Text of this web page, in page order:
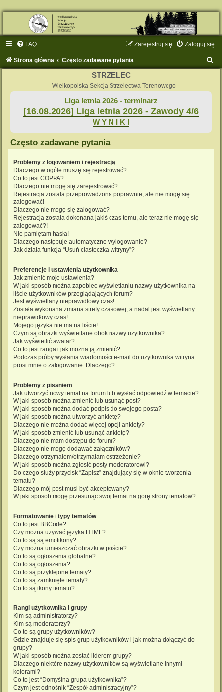
FAQ Zaloguj się
Zarejestruj się
Strona główna Często zadawane pytania
STRZELEC
Wielkopolska Sekcja Strzelectwa Terenowego
Liga letnia 2026 - terminarz
[16.08.2026] Liga letnia 2026 - Zawody 4/6
W Y N I K I
Często zadawane pytania
Problemy z logowaniem i rejestracją
Dlaczego w ogóle muszę się rejestrować?
Co to jest COPPA?
Dlaczego nie mogę się zarejestrować?
Rejestracja została przeprowadzona poprawnie, ale nie mogę się
zalogować!
Dlaczego nie mogę się zalogować?
Rejestracja została dokonana jakiś czas temu, ale teraz nie mogę się
zalogować?!
Nie pamiętam hasła!
Dlaczego następuje automatyczne wylogowanie?
Jak działa funkcja “Usuń ciasteczka witryny”?
Preferencje i ustawienia użytkownika
Jak zmienić moje ustawienia?
W jaki sposób można zapobiec wyświetlaniu nazwy użytkownika na
liście użytkowników przeglądających forum?
Jest wyświetlany nieprawidłowy czas!
Została wykonana zmiana strefy czasowej, a nadal jest wyświetlany
nieprawidłowy czas!
Mojego języka nie ma na liście!
Czym są obrazki wyświetlane obok nazwy użytkownika?
Jak wyświetlić awatar?
Co to jest ranga i jak można ją zmienić?
Podczas próby wysłania wiadomości e-mail do użytkownika witryna
prosi mnie o zalogowanie. Dlaczego?
Problemy z pisaniem
Jak utworzyć nowy temat na forum lub wysłać odpowiedź w temacie?
W jaki sposób można zmienić lub usunąć post?
W jaki sposób można dodać podpis do swojego posta?
W jaki sposób można utworzyć ankietę?
Dlaczego nie można dodać więcej opcji ankiety?
W jaki sposób zmienić lub usunąć ankietę?
Dlaczego nie mam dostępu do forum?
Dlaczego nie mogę dodawać załączników?
Dlaczego otrzymałem/otrzymałam ostrzeżenie?
W jaki sposób można zgłosić posty moderatorowi?
Do czego służy przycisk “Zapisz” znajdujący się w oknie tworzenia
tematu?
Dlaczego mój post musi być akceptowany?
W jaki sposób mogę przesunąć swój temat na górę strony tematów?
Formatowanie i typy tematów
Co to jest BBCode?
Czy można używać języka HTML?
Co to są są emotikony?
Czy można umieszczać obrazki w poście?
Co to są ogłoszenia globalne?
Co to są ogłoszenia?
Co to są przyklejone tematy?
Co to są zamknięte tematy?
Co to są ikony tematu?
Rangi użytkownika i grupy
Kim są administratorzy?
Kim są moderatorzy?
Co to są grupy użytkowników?
Gdzie znajduje się spis grup użytkowników i jak można dołączyć do
grupy?
W jaki sposób można zostać liderem grupy?
Dlaczego niektóre nazwy użytkowników są wyświetlane innymi
kolorami?
Co to jest “Domyślna grupa użytkownika”?
Czym jest odnośnik “Zespół administracyjny”?